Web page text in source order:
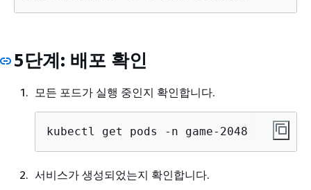
5단계: 배포 확인
모든 포드가 실행 중인지 확인합니다.
kubectl get pods -n game-2048
서비스가 생성되었는지 확인합니다.